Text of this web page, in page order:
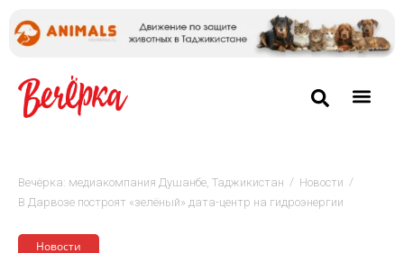
Вечёрка: медиакомпания Душанбе, Таджикистан / Новости /
В Дарвозе построят «зелёный» дата-центр на гидроэнергии
Новости